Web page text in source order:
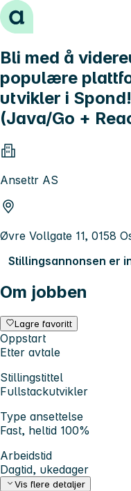
Hopp til innhold
Bli med å
populære
utvikler i
(Java/Go +
Ansettr AS
Øvre Vollgate 11, 0158
Stillingsannonsen er
Om jobben
Lagre favoritt
Oppstart
Etter avtale
Stillingstittel
Fullstackutvikler
Type ansettelse
Fast, heltid 100%
Arbeidstid
Dagtid, ukedager
Vis flere detaljer